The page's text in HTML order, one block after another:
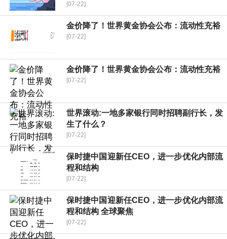
[07-22]
金价降了！世界黄金协会公布：流动性充裕
[07-22]
金价降了！世界黄金协会公布：流动性充裕
[07-22]
世界滚动:一地多家银行同时招聘副行长，发
生了什么？
[07-22]
保时捷中国迎新任CEO，进一步优化内部流
程和结构
[07-22]
保时捷中国迎新任CEO，进一步优化内部流
程和结构 全球聚焦
[07-22]